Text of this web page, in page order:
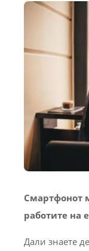
Смартфонот
работите на
Дали знаете